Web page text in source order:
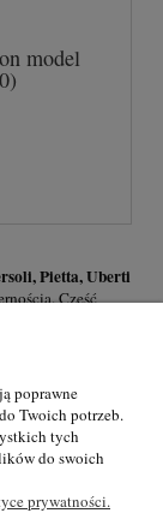
model
Pietta, Uberti
Część
zgodnie z
poprawne
Twoich potrzeb.
tych
do swoich
prywatności.